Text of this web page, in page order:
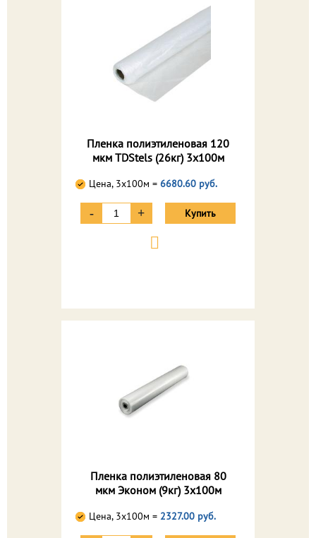
Пленка полиэтиленовая 120
мкм TDStels (26кг) 3х100м
Цена, 3х100м = 6680.60 руб.
- + Купить
Пленка полиэтиленовая 80
мкм Эконом (9кг) 3х100м
Цена, 3х100м = 2327.00 руб.